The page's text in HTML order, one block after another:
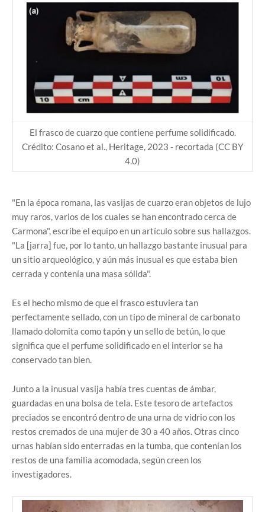
El frasco de cuarzo que contiene perfume solidificado.
Crédito: Cosano et al., Heritage, 2023 - recortada (CC BY
4.0)
"En la época romana, las vasijas de cuarzo eran objetos de lujo
muy raros, varios de los cuales se han encontrado cerca de
Carmona", escribe el equipo en un artículo sobre sus hallazgos.
"La [jarra] fue, por lo tanto, un hallazgo bastante inusual para
un sitio arqueológico, y aún más inusual es que estaba bien
cerrada y contenía una masa sólida".
Es el hecho mismo de que el frasco estuviera tan
perfectamente sellado, con un tipo de mineral de carbonato
llamado dolomita como tapón y un sello de betún, lo que
significa que el perfume solidificado en el interior se ha
conservado tan bien.
Junto a la inusual vasija había tres cuentas de ámbar,
guardadas en una bolsa de tela. Este tesoro de artefactos
preciados se encontró dentro de una urna de vidrio con los
restos cremados de una mujer de 30 a 40 años. Otras cinco
urnas habían sido enterradas en la tumba, que contenían los
restos de una familia acomodada, según creen los
investigadores.